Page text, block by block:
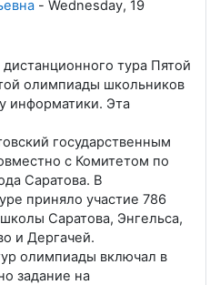
- Wednesday, 19
тура Пятой
олимпиады школьников
информатики. Эта
государственным
с Комитетом по
Саратова. В
приняло участие 786
Саратова, Энгельса,
и Дергачей.
олимпиады включал в
задание на